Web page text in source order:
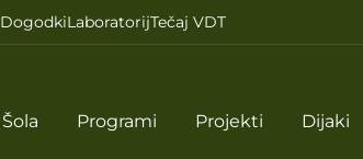
DogodkiLaboratorijTečaj VDT
Šola Programi Projekti Dijaki